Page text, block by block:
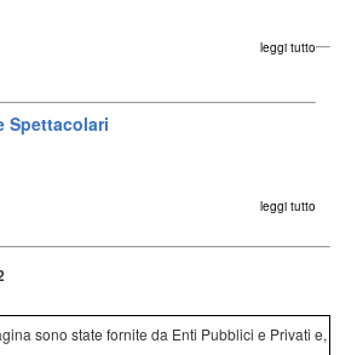
leggi tutto
Spettacolari
leggi tutto
sono state fornite da Enti Pubblici e Privati e,